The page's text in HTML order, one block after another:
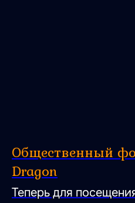
Общественный
Dragon
Теперь для